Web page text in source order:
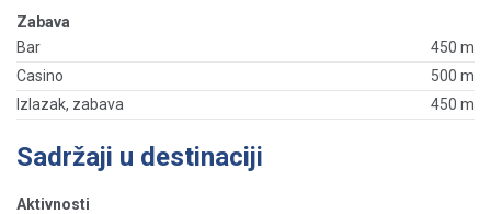
Zabava
Bar
450 m
Casino
500 m
Izlazak, zabava
450 m
Sadržaji u destinaciji
Aktivnosti